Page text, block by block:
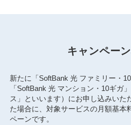
キャンペー
新たに「SoftBank 光 ファミリー・
「SoftBank 光 マンション・10ギガ
ス」といいます）にお申し込みいた
た場合に、対象サービスの月額基本
ペーンです。